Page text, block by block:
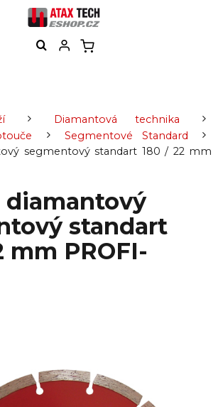
Diamantová technika
Segmentové Standard
segmentový standart 180 / 22 mm
diamantový
standart
mm PROFI-